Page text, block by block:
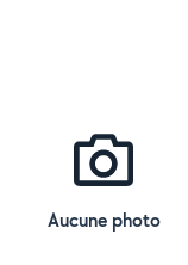
Aucune photo